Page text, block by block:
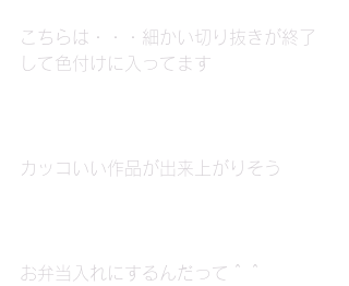
こちらは・・・細かい切り抜きが終了
して色付けに入ってます
カッコいい作品が出来上がりそう
お弁当入れにするんだって＾＾